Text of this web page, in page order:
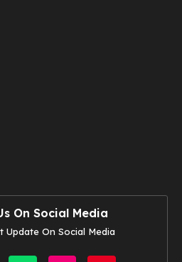
On Social Media
Update On Social Media